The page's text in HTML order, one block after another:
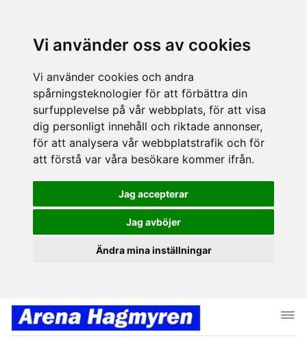
Vi använder oss av cookies
Vi använder cookies och andra
spårningsteknologier för att förbättra din
surfupplevelse på vår webbplats, för att visa
dig personligt innehåll och riktade annonser,
för att analysera vår webbplatstrafik och för
att förstå var våra besökare kommer ifrån.
Jag accepterar
Jag avböjer
Ändra mina inställningar